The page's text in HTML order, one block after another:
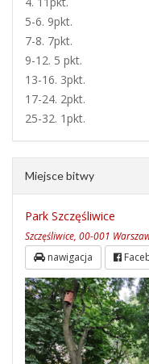
5-6. 9pkt.
7-8. 7pkt.
9-12. 5 pkt.
13-16. 3pkt.
17-24. 2pkt.
25-32. 1pkt.
Miejsce bitwy
Park Szczęśliwice
Szczęśliwice, 00-001
nawigacja